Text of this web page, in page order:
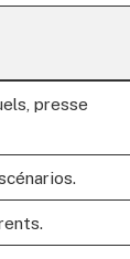
presse